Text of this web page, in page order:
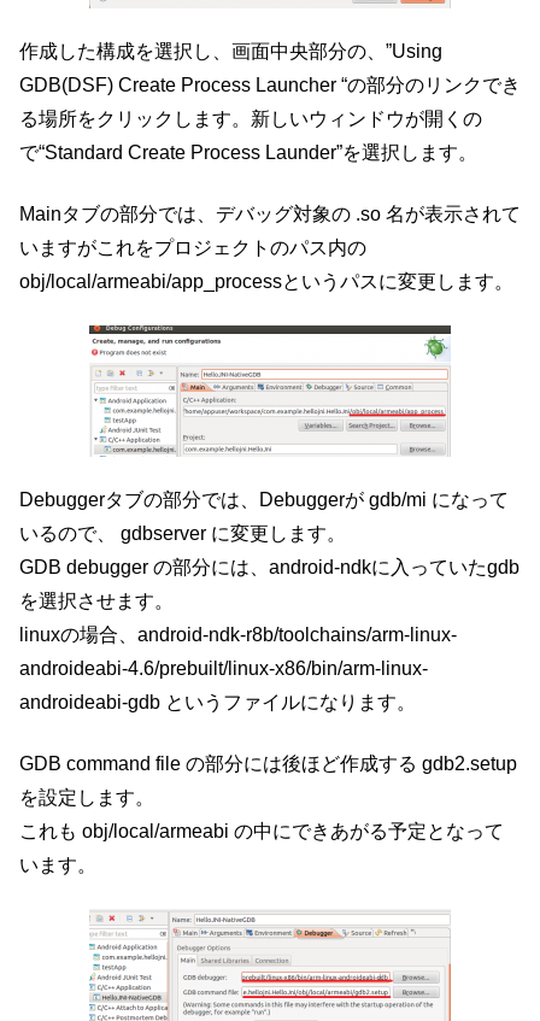
作成した構成を選択し、画面中央部分の、”Using
GDB(DSF) Create Process Launcher “の部分のリンクでき
る場所をクリックします。新しいウィンドウが開くの
で“Standard Create Process Launder”を選択します。
Mainタブの部分では、デバッグ対象の .so 名が表示されて
いますがこれをプロジェクトのパス内の
obj/local/armeabi/app_processというパスに変更します。
Debuggerタブの部分では、Debuggerが gdb/mi になって
いるので、 gdbserver に変更します。
GDB debugger の部分には、android-ndkに入っていたgdb
を選択させます。
linuxの場合、android-ndk-r8b/toolchains/arm-linux-
androideabi-4.6/prebuilt/linux-x86/bin/arm-linux-
androideabi-gdb というファイルになります。
GDB command file の部分には後ほど作成する gdb2.setup
を設定します。
これも obj/local/armeabi の中にできあがる予定となって
います。